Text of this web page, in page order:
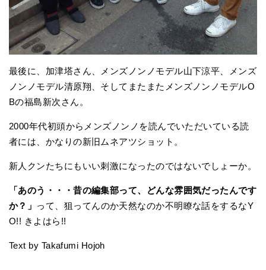
最後に、加津塔さん、メンズノンノモデル山下涼平、メンズ
ノンノモデル清原翔、そしてまたまたメンズノンノモデルO
Bの福島新次さん。
2000年代初頭からメンズノンノを読んでいただいている読
者には、かなりの新旧ムネアツショット。
新人クンたちにもいい刺激になったのではないでしょーか。
「あのう・・・昔の編集部って、どんな雰囲気だったんです
か？」 って、狙ってんのか天然なのか不明瞭な話をするなY
O!! きよはら!!
Text by Takafumi Hojoh